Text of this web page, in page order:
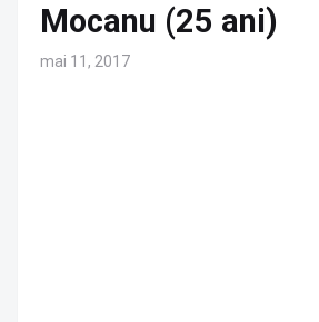
Mocanu (25 ani)
mai 11, 2017